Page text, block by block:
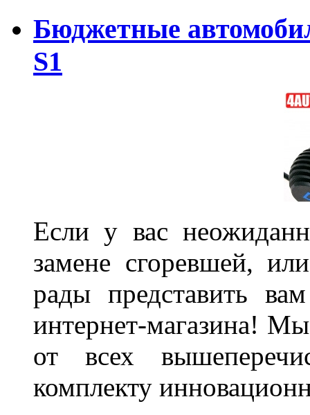
Бюджетные
S1
Если у вас
замене сгоревшей,
рады представить
интернет-магазина!
от всех
комплекту